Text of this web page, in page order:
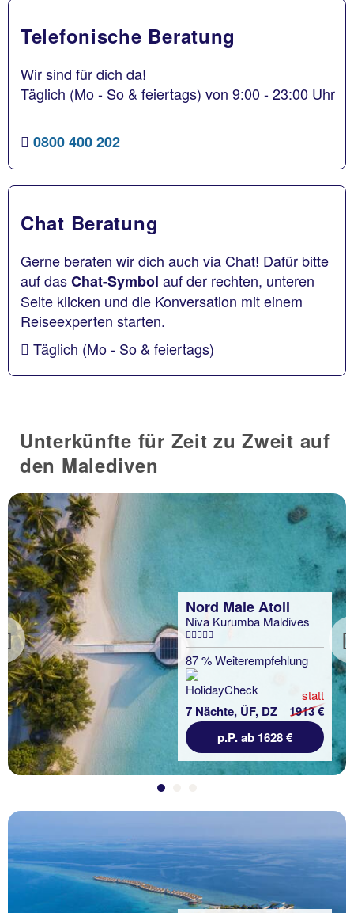
Telefonische Beratung
Wir sind für dich da!
Täglich (Mo - So & feiertags) von 9:00 - 23:00 Uhr
0800 400 202
Chat Beratung
Gerne beraten wir dich auch via Chat! Dafür bitte
auf dasChat-Symbol auf der rechten, unteren
Seite klicken und die Konversation mit einem
Reiseexperten starten.
Täglich (Mo - So & feiertags)
Unterkünfte für Zeit zu Zweit auf
den Malediven
Previous
Nord Male Atoll
Niva Kurumba Maldives
87 % Weiterempfehlung
7 Nächte, ÜF, DZ
statt
1913 €
p.P. ab 1628 €